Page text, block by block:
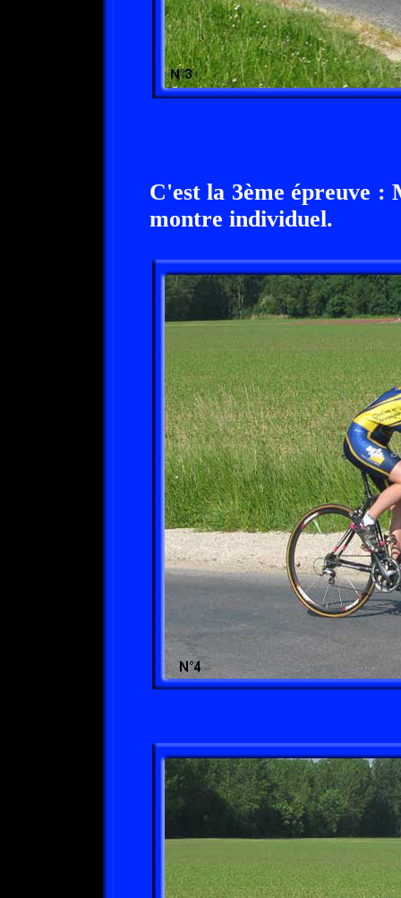
C'est la 3ème épreuve
montre individuel.